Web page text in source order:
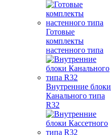
Готовые
комплекты
настенного типа
Внутренние блоки
Канального типа
R32